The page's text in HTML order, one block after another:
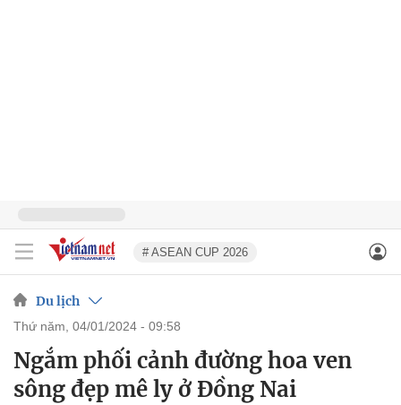
# ASEAN CUP 2026
Du lịch
thứ năm, 04/01/2024 - 09:58
Ngắm phối cảnh đường hoa ven
sông đẹp mê ly ở Đồng Nai